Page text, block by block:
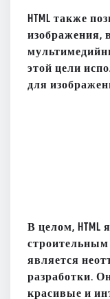
HTML также
изображения,
этой цели
для
В целом,
является
разработки.
красивые и